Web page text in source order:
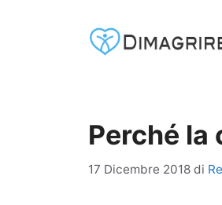
Perché la
17 Dicembre 2018 di